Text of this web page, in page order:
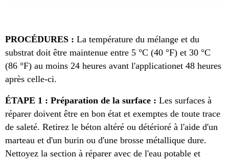
PROCÉDURES : La température du mélange et du
substrat doit être maintenue entre 5 °C (40 °F) et 30 °C
(86 °F) au moins 24 heures avant l'applicationet 48 heures
après celle-ci.
ÉTAPE 1 : Préparation de la surface : Les surfaces à
réparer doivent être en bon état et exemptes de toute trace
de saleté. Retirez le béton altéré ou détérioré à l'aide d'un
marteau et d'un burin ou d'une brosse métallique dure.
Nettoyez la section à réparer avec de l'eau potable et